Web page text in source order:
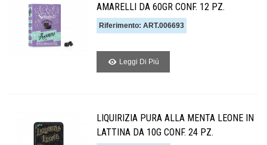
AMARELLI DA 60GR CONF. 12 PZ.
Riferimento: ART.006693
Leggi Di Piú
LIQUIRIZIA PURA ALLA MENTA LEONE IN
LATTINA DA 10G CONF. 24 PZ.